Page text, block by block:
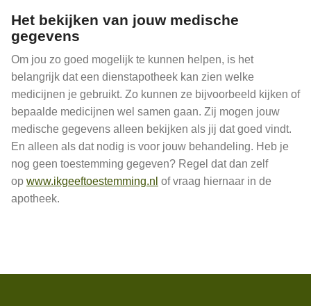
Het bekijken van jouw medische
gegevens
Om jou zo goed mogelijk te kunnen helpen, is het
belangrijk dat een dienstapotheek kan zien welke
medicijnen je gebruikt. Zo kunnen ze bijvoorbeeld kijken of
bepaalde medicijnen wel samen gaan. Zij mogen jouw
medische gegevens alleen bekijken als jij dat goed vindt.
En alleen als dat nodig is voor jouw behandeling. Heb je
nog geen toestemming gegeven? Regel dat dan zelf
op www.ikgeeftoestemming.nl of vraag hiernaar in de
apotheek.